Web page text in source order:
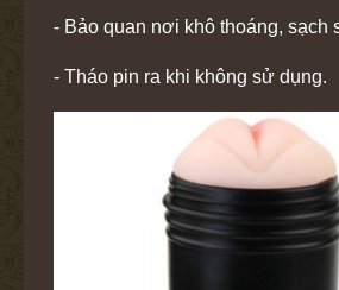
- Bảo quan nơi khô thoáng, sạch
- Tháo pin ra khi không sử dụng.